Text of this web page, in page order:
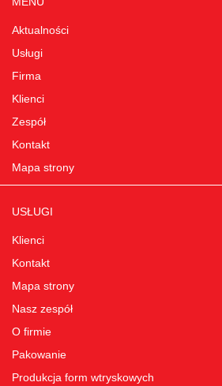
Aktualności
Usługi
Firma
Klienci
Zespół
Kontakt
Mapa strony
USŁUGI
Klienci
Kontakt
Mapa strony
Nasz zespół
O firmie
Pakowanie
Produkcja form wtryskowych